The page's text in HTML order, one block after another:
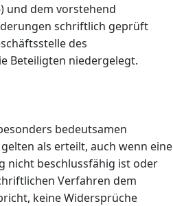
und dem vorstehend
schriftlich geprüft
des
Beteiligten niedergelegt.
bedeutsamen
als erteilt, auch wenn eine
nicht beschlussfähig ist oder
Verfahren dem
keine Widersprüche